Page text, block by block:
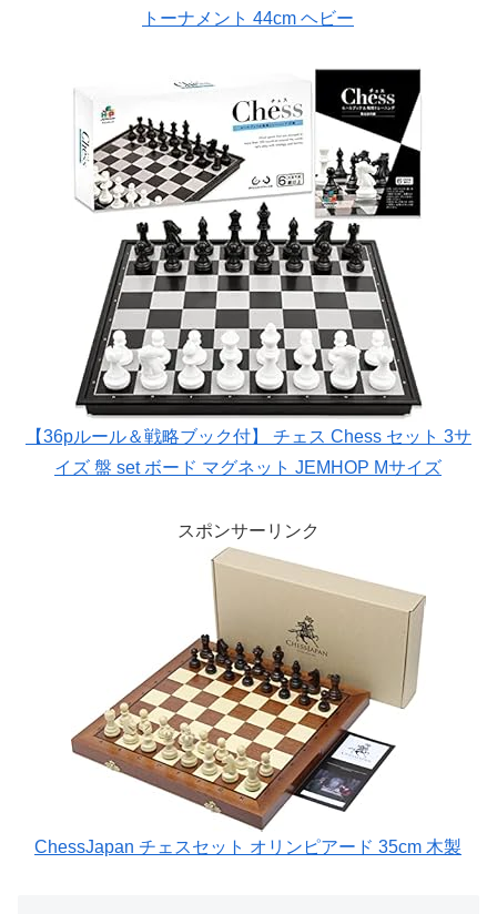
トーナメント 44cm ヘビー
【36pルール＆戦略ブック付】 チェス Chess セット 3サ
イズ 盤 set ボード マグネット JEMHOP Mサイズ
スポンサーリンク
ChessJapan チェスセット オリンピアード 35cm 木製